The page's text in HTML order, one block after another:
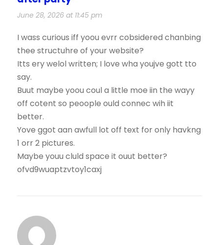
June 28, 2026 at 11:45 pm
I wass curious iff yoou evrr cobsidered chanbing
thee structuhre of your website?
Itts ery welol written; I love wha youjve gott tto
say.
Buut maybe yoou coul a little moe iin the wayy
off cotent so peoople ould connec wih iit
better.
Yove ggot aan awfull lot off text for only havkng
1 orr 2 pictures.
Maybe youu cluld space it ouut better?
ofvd9wuaptzvtoy1caxj